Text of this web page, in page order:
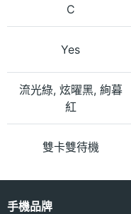
C
Yes
流光綠, 炫曜黑, 絢暮
紅
雙卡雙待機
手機品牌